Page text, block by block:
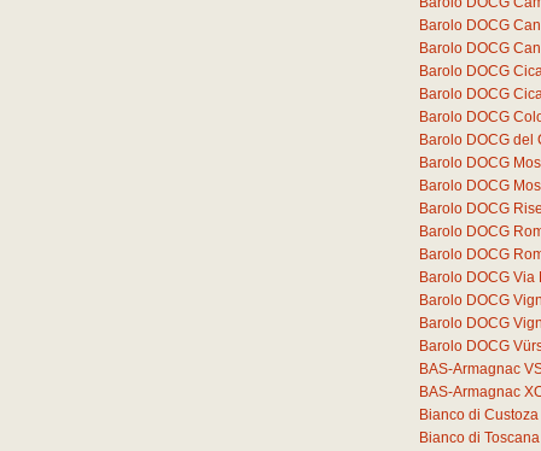
Barolo DOCG
Barolo DOCG
Barolo DOCG
Barolo DOCG
Barolo DOCG
Barolo DOCG
Barolo DOCG
Barolo DOCG
Barolo DOCG
Barolo DOCG
Barolo DOCG
Barolo DOCG Via
Barolo DOCG
Barolo DOCG
Barolo DOCG
BAS-Armagnac
BAS-Armagnac
Bianco di
Bianco di